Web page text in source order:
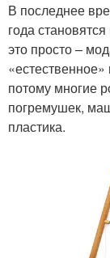
В последнее
года
это просто –
«естественное»
потому многие
погремушек,
пластика.